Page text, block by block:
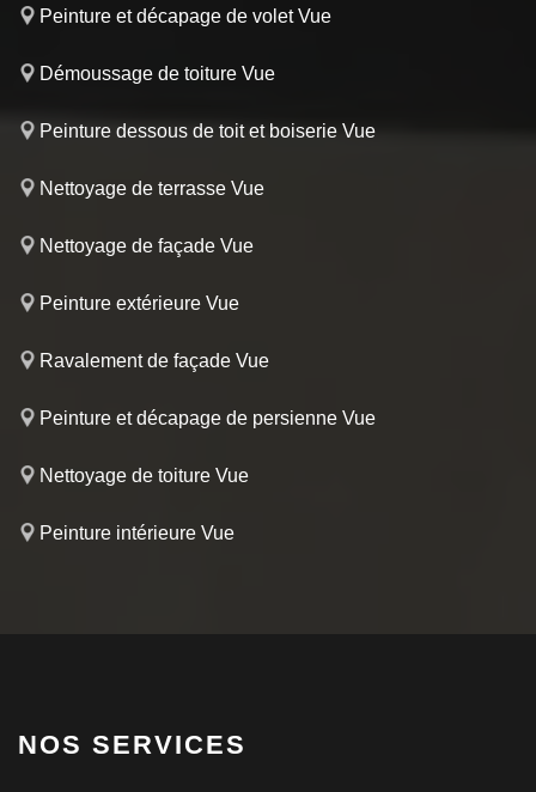
Peinture et décapage de volet Vue
Démoussage de toiture Vue
Peinture dessous de toit et boiserie Vue
Nettoyage de terrasse Vue
Nettoyage de façade Vue
Peinture extérieure Vue
Ravalement de façade Vue
Peinture et décapage de persienne Vue
Nettoyage de toiture Vue
Peinture intérieure Vue
NOS SERVICES